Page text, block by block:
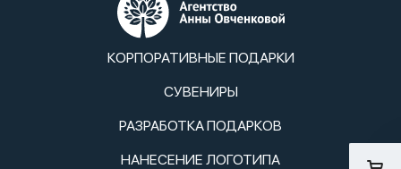
КОРПОРАТИВНЫЕ ПОДАРКИ
СУВЕНИРЫ
РАЗРАБОТКА ПОДАРКОВ
НАНЕСЕНИЕ ЛОГОТИПА